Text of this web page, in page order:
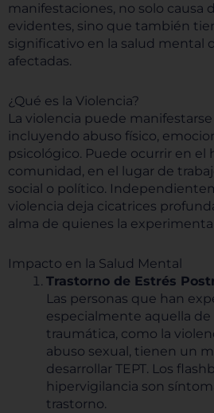
manifestaciones, no solo causa
evidentes, sino que también
significativo en la salud mental
afectadas.
¿Qué es la Violencia?
La violencia puede
incluyendo abuso físico,
psicológico. Puede ocurrir en el
comunidad, en el lugar de
social o político.
violencia deja cicatrices
alma de quienes la
Impacto en la Salud Mental
Trastorno de Estrés
Las personas que han
especialmente aquella de
traumática, como la
abuso sexual, tienen un
desarrollar TEPT. Los
hipervigilancia son
trastorno.